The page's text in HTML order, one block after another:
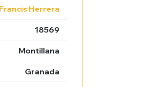
Francis Herrera
18569
Montillana
Granada